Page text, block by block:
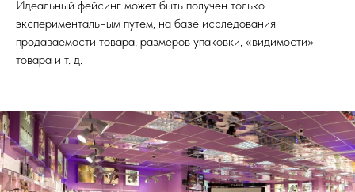
Идеальный фейсинг может быть получен только
эксперименталь­ным путем, на базе исследования
продаваемости товара, размеров упаковки, «видимости»
товара и т. д.